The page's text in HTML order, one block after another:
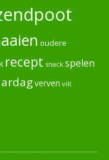
oudere
recept snack spelen
verven vilt